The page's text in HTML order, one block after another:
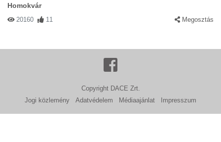
Homokvár
20160 11 Megosztás
Copyright DACE Zrt.
Jogi közlemény
Adatvédelem Médiaajánlat Impresszum